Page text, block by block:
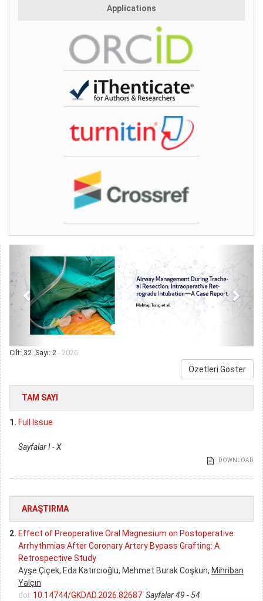
Applications
Cilt: 32 Sayı: 2 - 2026
Özetleri Göster
TAM SAYI
1. Full Issue
Sayfalar I - X
DOWNLOAD
ARAŞTIRMA
2. Effect of Preoperative Oral Magnesium on Postoperative
Arrhythmias After Coronary Artery Bypass Grafting: A
Retrospective Study
Ayşe Çiçek, Eda Katırcıoğlu, Mehmet Burak Coşkun, Mihriban
Yalçın
doi: 10.14744/GKDAD.2026.82687 Sayfalar 49 - 54